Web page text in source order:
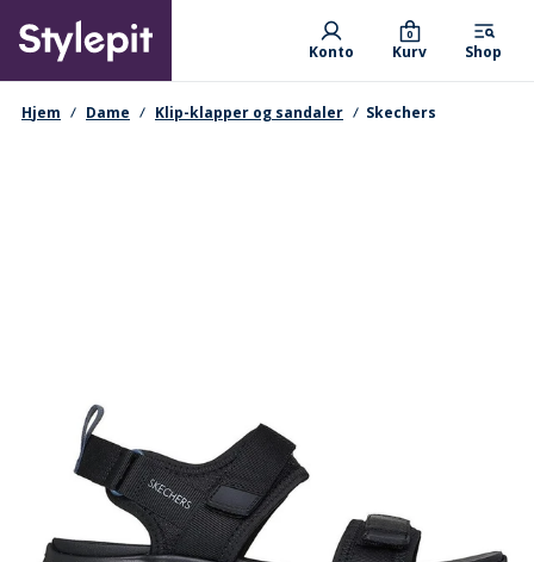
main
content
Primary departments
Konto Kurv
0
Shop
navigationssti
Hjem Dame Klip-klapper og sandaler Skechers